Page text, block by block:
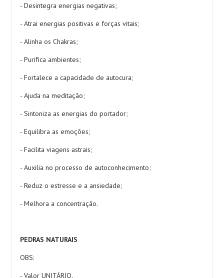
- Desintegra energias negativas;
- Atrai energias positivas e forças vitais;
- Alinha os Chakras;
- Purifica ambientes;
- Fortalece a capacidade de autocura;
- Ajuda na meditação;
- Sintoniza as energias do portador;
- Equilibra as emoções;
- Facilita viagens astrais;
- Auxilia no processo de autoconhecimento;
- Reduz o estresse e a ansiedade;
- Melhora a concentração.
PEDRAS NATURAIS
OBS:
- Valor UNITÁRIO.